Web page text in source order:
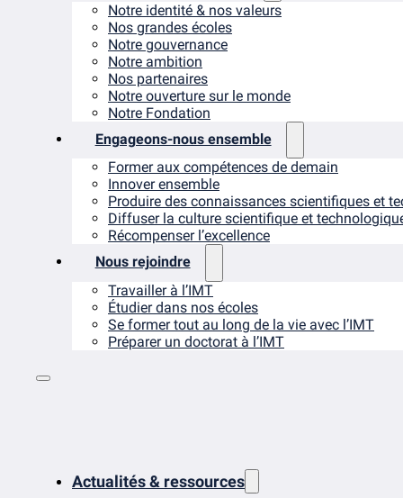
Notre identité & nos valeurs
Nos grandes écoles
Notre gouvernance
Notre ambition
Nos partenaires
Notre ouverture sur le monde
Notre Fondation
Engageons-nous ensemble
Former aux compétences de demain
Innover ensemble
Produire des connaissances scientifiques et
Diffuser la culture scientifique et
Récompenser l’excellence
Nous rejoindre
Travailler à l’IMT
Étudier dans nos écoles
Se former tout au long de la vie avec l’IMT
Préparer un doctorat à l’IMT
Actualités & ressources